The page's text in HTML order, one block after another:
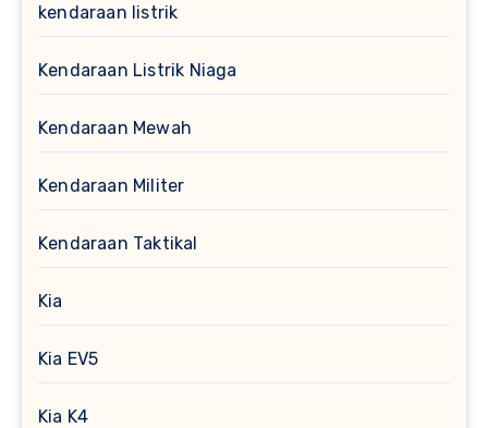
kendaraan listrik
Kendaraan Listrik Niaga
Kendaraan Mewah
Kendaraan Militer
Kendaraan Taktikal
Kia
Kia EV5
Kia K4